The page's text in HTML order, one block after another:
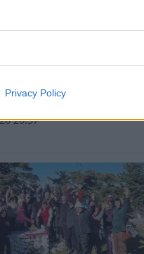
Privacy Policy
στον Πάρνωνα με
ΕΟΣ Καλαμάτας
20:37